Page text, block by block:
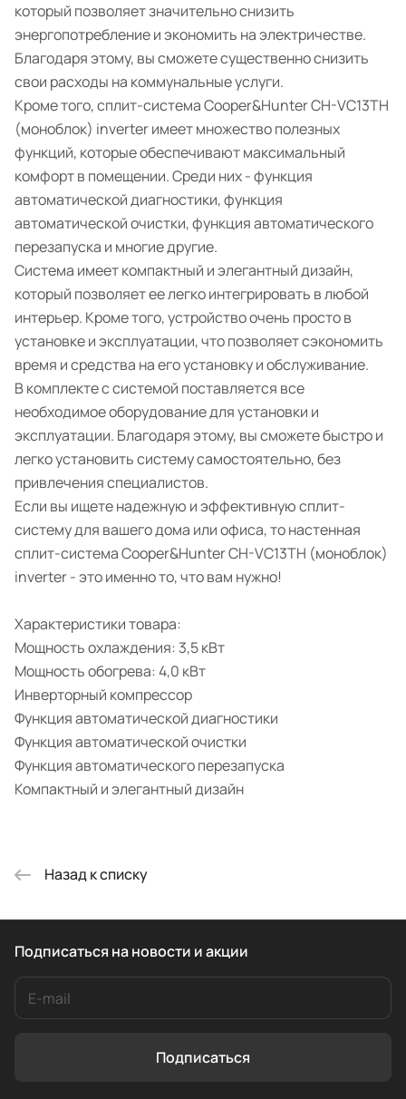
который позволяет значительно снизить
энергопотребление и экономить на электричестве.
Благодаря этому, вы сможете существенно снизить
свои расходы на коммунальные услуги.
Кроме того, сплит-система Cooper&Hunter CH-VC13TH
(моноблок) inverter имеет множество полезных
функций, которые обеспечивают максимальный
комфорт в помещении. Среди них - функция
автоматической диагностики, функция
автоматической очистки, функция автоматического
перезапуска и многие другие.
Система имеет компактный и элегантный дизайн,
который позволяет ее легко интегрировать в любой
интерьер. Кроме того, устройство очень просто в
установке и эксплуатации, что позволяет сэкономить
время и средства на его установку и обслуживание.
В комплекте с системой поставляется все
необходимое оборудование для установки и
эксплуатации. Благодаря этому, вы сможете быстро и
легко установить систему самостоятельно, без
привлечения специалистов.
Если вы ищете надежную и эффективную сплит-
систему для вашего дома или офиса, то настенная
сплит-система Cooper&Hunter CH-VC13TH (моноблок)
inverter - это именно то, что вам нужно!
Характеристики товара:
Мощность охлаждения: 3,5 кВт
Мощность обогрева: 4,0 кВт
Инверторный компрессор
Функция автоматической диагностики
Функция автоматической очистки
Функция автоматического перезапуска
Компактный и элегантный дизайн
Назад к списку
Подписаться на новости и акции
Подписаться